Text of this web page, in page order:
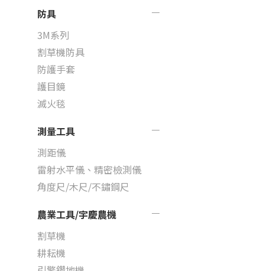
防具
3M系列
割草機防具
防護手套
護目鏡
滅火毯
測量工具
測距儀
雷射水平儀、精密檢測儀
角度尺/木尺/不鏽鋼尺
農業工具/宇慶農機
割草機
耕耘機